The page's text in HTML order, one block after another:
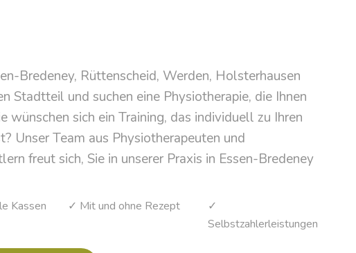
Bredeney, Rüttenscheid, Werden, Holsterhausen
Stadtteil und suchen eine Physiotherapie, die Ihnen
wünschen sich ein Training, das individuell zu Ihren
Unser Team aus Physiotherapeuten und
freut sich, Sie in unserer Praxis in Essen-Bredeney
Kassen ✓ Mit und ohne Rezept
✓
Selbstzahlerleistungen